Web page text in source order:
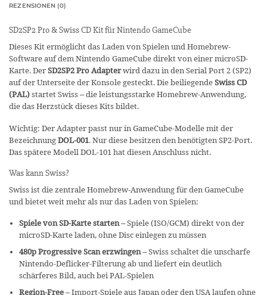
REZENSIONEN (0)
SD2SP2 Pro & Swiss CD Kit für Nintendo GameCube
Dieses Kit ermöglicht das Laden von Spielen und Homebrew-
Software auf dem Nintendo GameCube direkt von einer microSD-
Karte. DerSD2SP2 Pro Adapterwird dazu in den Serial Port 2 (SP2)
auf der Unterseite der Konsole gesteckt. Die beiliegendeSwiss CD
(PAL)startet Swiss – die leistungsstarke Homebrew-Anwendung,
die das Herzstück dieses Kits bildet.
Wichtig: Der Adapter passt nur in GameCube-Modelle mit der
BezeichnungDOL-001. Nur diese besitzen den benötigten SP2-Port.
Das spätere Modell DOL-101 hat diesen Anschluss nicht.
Was kann Swiss?
Swiss ist die zentrale Homebrew-Anwendung für den GameCube
und bietet weit mehr als nur das Laden von Spielen:
Spiele von SD-Karte starten– Spiele (ISO/GCM) direkt von der
microSD-Karte laden, ohne Disc einlegen zu müssen
480p Progressive Scan erzwingen– Swiss schaltet die unscharfe
Nintendo-Deflicker-Filterung ab und liefert ein deutlich
schärferes Bild, auch bei PAL-Spielen
Region-Free– Import-Spiele aus Japan oder den USA laufen ohne